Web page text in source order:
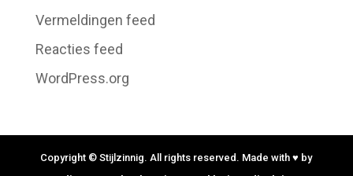
Vermeldingen feed
Reacties feed
WordPress.org
Copyright © Stijlzinnig. All rights reserved. Made with ♥ by